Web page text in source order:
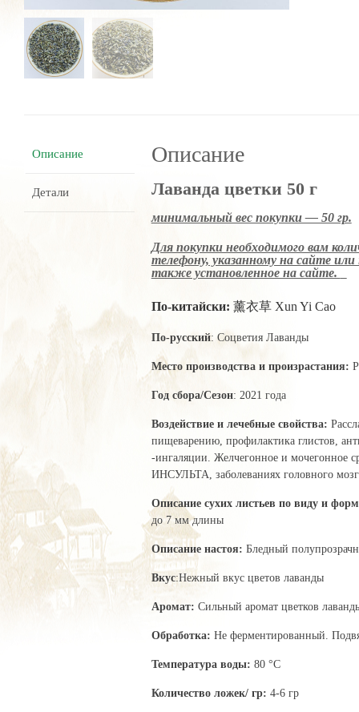
Описание
Детали
Описание
Лаванда цветки 50 г
минимальный вес покупки — 50 гр.
Для покупки необходимого вам
телефону, указанному на сайте
также установленное на сайте.
По-китайски: 薰衣草 Xun Yi Cao
По-русский: Соцветия Лаванды
Место производства и произрастания:
Год сбора/Сезон: 2021 года
Воздействие и лечебные свойства:
пищеварению, профилактика глистов,
-ингаляции. Желчегонное и мочегонное
ИНСУЛЬТА, заболеваниях головного
Описание сухих листьев по виду и
до 7 мм длины
Описание настоя: Бледный
Вкус:Нежный вкус цветов лаванды
Аромат: Сильный аромат цветков
Обработка: Не ферментированный.
Температура воды: 80 °C
Количество ложек/ гр: 4-6 гр